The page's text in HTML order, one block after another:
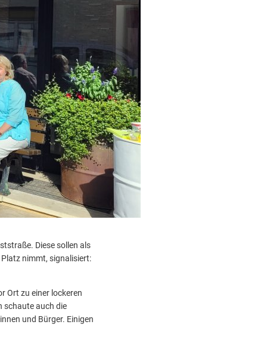
Diese sollen als
nimmt, signalisiert:
Ort zu einer lockeren
schaute auch die
und Bürger. Einigen